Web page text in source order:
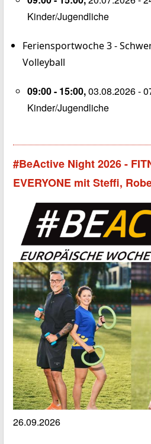
Kinder/Jugendliche
Feriensportwoche 3 -
Volleyball
09:00 - 15:00,03.08.2026 -
Kinder/Jugendliche
#BeActive Night 2026 -
EVERYONE mit Steffi,
26.09.2026